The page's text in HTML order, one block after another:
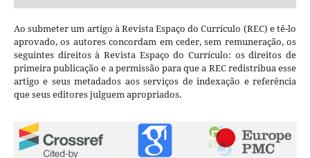
Ao submeter um artigo à Revista Espaço do Currículo (REC) e tê-lo
aprovado, os autores concordam em ceder, sem remuneração, os
seguintes direitos à Revista Espaço do Currículo: os direitos de
primeira publicação e a permissão para que a REC redistribua esse
artigo e seus metadados aos serviços de indexação e referência
que seus editores julguem apropriados.